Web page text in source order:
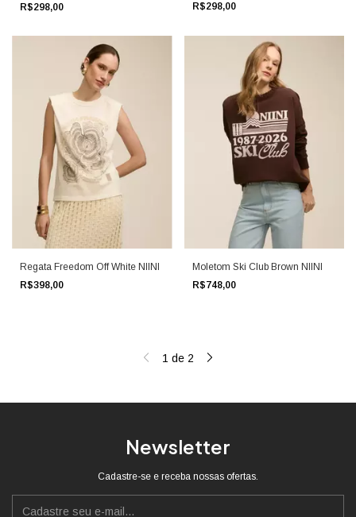
R$298,00
R$298,00
Regata Freedom Off White NIINI
R$398,00
Moletom Ski Club Brown NIINI
R$748,00
1 de 2
Newsletter
Cadastre-se e receba nossas ofertas.